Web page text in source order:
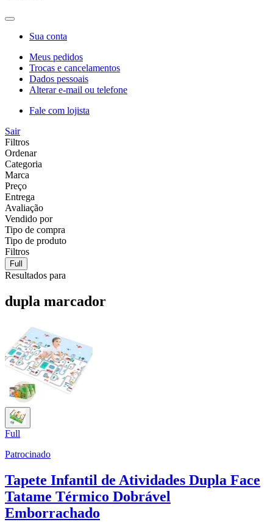
Sua conta
Meus pedidos
Trocas e cancelamentos
Dados pessoais
Alterar e-mail ou telefone
Fale com lojista
Sair
Filtros
Ordenar
Categoria
Marca
Preço
Entrega
Avaliação
Vendido por
Tipo de compra
Tipo de produto
Filtros
Full
Resultados para
dupla marcador
Full
Patrocinado
Tapete Infantil de Atividades Dupla Face
Tatame Térmico Dobrável
Emborrachado